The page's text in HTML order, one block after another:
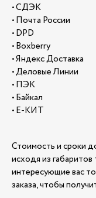
• СДЭК
• Почта России
• DPD
• Boxberry
• Яндекс Доставка
• Деловые Линии
• ПЭК
• Байкал
• Е-КИТ
Стоимость и сроки
исходя из
интересующие вас
заказа, чтобы